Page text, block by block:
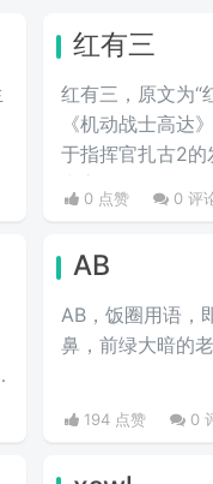
红有三
红有三，原文为“
《机动战士高达
于指挥官扎古2的
三倍。而红色有
0 点赞 0 评
AB
AB，饭圈用语，
鼻，前绿大暗的老
194 点赞 0